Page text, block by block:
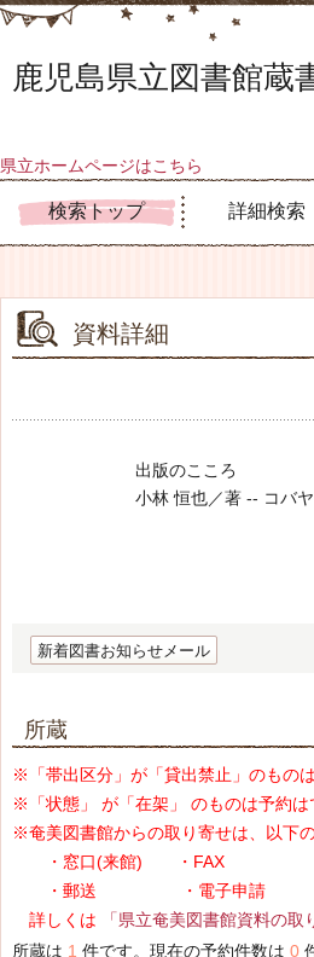
鹿児島県立図書館蔵
県立ホームページはこちら
検索トップ 詳細検索
資料詳細
出版のこころ
小林 恒也／著 -- コバ
新着図書お知らせメール
所蔵
※「帯出区分」が「貸出禁止」のもの
※「状態」 が「在架」 のものは予約
※奄美図書館からの取り寄せは、以下
・窓口(来館) ・FAX
・郵送 ・電子申請
詳しくは
「県立奄美図書館資料の取
所蔵は 1 件です。現在の予約件数は 0